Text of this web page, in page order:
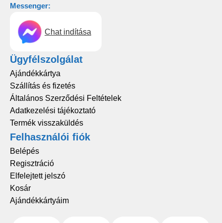
Messenger:
Chat indítása
Ügyfélszolgálat
Ajándékkártya
Szállítás és fizetés
Általános Szerződési Feltételek
Adatkezelési tájékoztató
Termék visszaküldés
Felhasználói fiók
Belépés
Regisztráció
Elfelejtett jelszó
Kosár
Ajándékkártyáim